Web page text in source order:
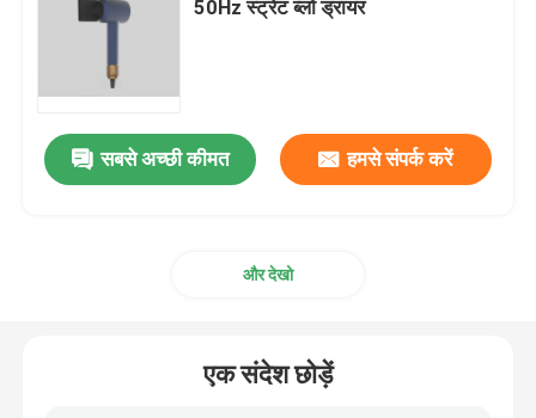
50Hz स्ट्रेट ब्लो ड्रायर
सबसे अच्छी कीमत हमसे संपर्क करें
और देखो
एक संदेश छोड़ें